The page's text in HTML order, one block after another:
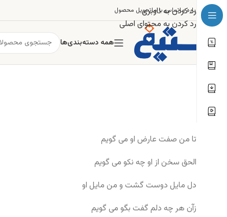
رد کردن به ناوبری
رد کردن به محتوای اصلی
درباره ماتماس با ماتحویل محصول
همه دسته‌بندی‌ها
تا من صفت عارض او می گویم
الحق سخن از او چه نکو می گویم
دل مایل دوست گشت و من مایل او
زآن هر چه دلم گفت بگو می گویم